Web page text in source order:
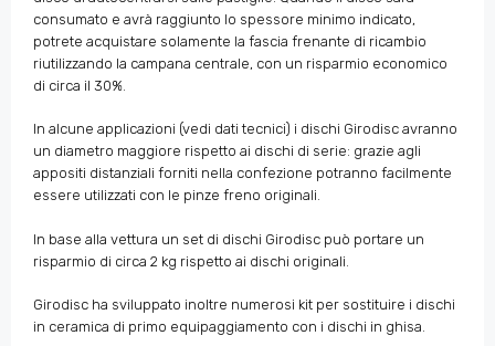
consumato e avrà raggiunto lo spessore minimo indicato,
potrete acquistare solamente la fascia frenante di ricambio
riutilizzando la campana centrale, con un risparmio economico
di circa il 30%.
In alcune applicazioni (vedi dati tecnici) i dischi Girodisc avranno
un diametro maggiore rispetto ai dischi di serie: grazie agli
appositi distanziali forniti nella confezione potranno facilmente
essere utilizzati con le pinze freno originali.
In base alla vettura un set di dischi Girodisc può portare un
risparmio di circa 2 kg rispetto ai dischi originali.
Girodisc ha sviluppato inoltre numerosi kit per sostituire i dischi
in ceramica di primo equipaggiamento con i dischi in ghisa.